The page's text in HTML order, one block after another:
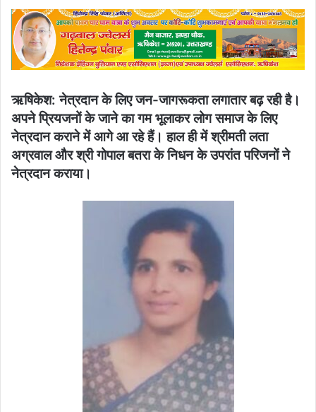
ऋषिकेश: नेत्रदान के लिए जन-जागरूकता लगातार बढ़ रही है।
अपने प्रियजनों के जाने का गम भूलाकर लोग समाज के लिए
नेत्रदान कराने में आगे आ रहे हैं। हाल ही में श्रीमती लता
अग्रवाल और श्री गोपाल बतरा के निधन के उपरांत परिजनों ने
नेत्रदान कराया।